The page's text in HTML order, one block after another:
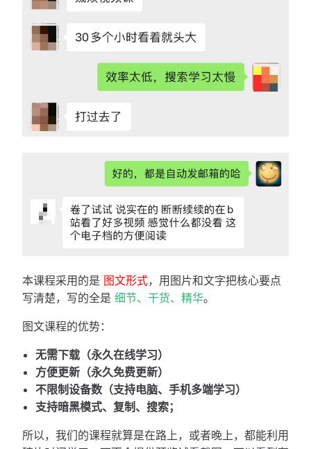
本课程采用的是 图文形式，用图片和文字把核心要点
写清楚，写的全是 细节、干货、精华。
图文课程的优势：
无需下载（永久在线学习）
方便更新（永久免费更新）
不限制设备数（支持电脑、手机多端学习）
支持暗黑模式、复制、搜索；
所以，我们的课程就算是在路上，或者晚上，都能利用